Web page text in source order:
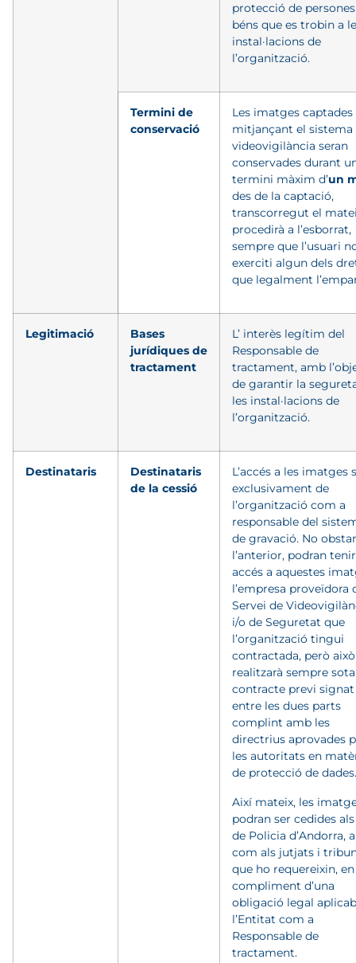
protecció de
béns que es trobin a
instal·lacions de
l’organització.
Termini de
conservació
Les imatges captades
mitjançant el sistema
videovigilància seran
conservades durant
termini màxim d’un
des de la captació,
transcorregut el
procedirà a l’esborrat,
sempre que l’usuari
exerciti algun dels
que legalment
Legitimació
Bases
jurídiques de
tractament
L’ interès legítim del
Responsable de
tractament, amb
de garantir la
les instal·lacions de
l’organització.
Destinataris
Destinataris
de la cessió
L’accés a les imatges
exclusivament de
l’organització com a
responsable del
de gravació. No
l’anterior, podran tenir
accés a aquestes
l’empresa proveïdora
Servei de
i/o de Seguretat que
l’organització tingui
contractada, però
realitzarà sempre
contracte previ signat
entre les dues parts
complint amb les
directrius aprovades
les autoritats en
de protecció de dades.
Així mateix, les
podran ser cedides
de Policia d’Andorra,
com als jutjats i
que ho requereixin, en
compliment d’una
obligació legal
l’Entitat com a
Responsable de
tractament.